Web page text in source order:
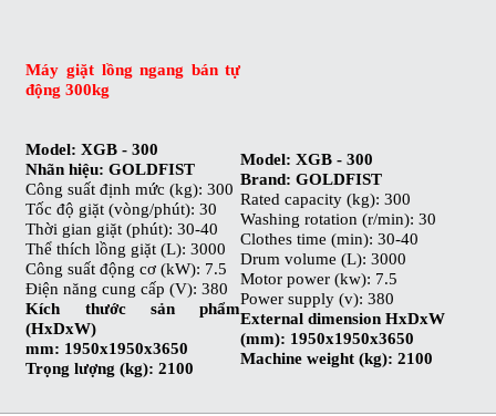
Máy giặt lồng ngang bán tự
động 300kg
Model: XGB - 300
Nhãn hiệu: GOLDFIST
Công suất định mức (kg): 300
Tốc độ giặt (vòng/phút): 30
Thời gian giặt (phút): 30-40
Thể thích lồng giặt (L): 3000
Công suất động cơ (kW): 7.5
Điện năng cung cấp (V): 380
Kích thước sản phẩm
(HxDxW)
mm: 1950x1950x3650
Trọng lượng (kg): 2100
Model: XGB - 300
Brand: GOLDFIST
Rated capacity (kg): 300
Washing rotation (r/min): 30
Clothes time (min): 30-40
Drum volume (L): 3000
Motor power (kw): 7.5
Power supply (v): 380
External dimension HxDxW
(mm): 1950x1950x3650
Machine weight (kg): 2100